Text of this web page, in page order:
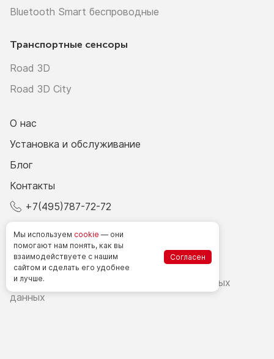
Bluetooth Smart беспроводные
Транспортные сенсоры
Road 3D
Road 3D City
О нас
Установка и обслуживание
Блог
Контакты
+7(495)787-72-72
Счетчики посетителей в РФ
Политика в области обработки персональных
данных
Мы используем cookie — они
помогают нам понять, как вы
взаимодействуете с нашим
сайтом и сделать его удобнее
и лучше.
Согласен